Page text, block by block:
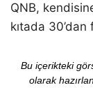
QNB,
kıtada
Bu içerikteki
olarak